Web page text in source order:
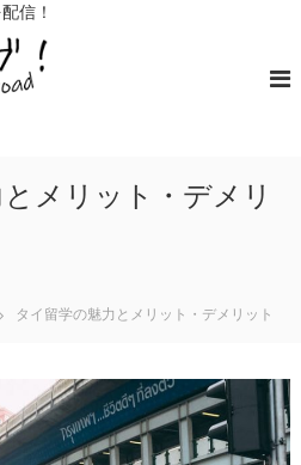
信！
知
メリット・デメリ
タイ留学の魅力とメリット・デメリット